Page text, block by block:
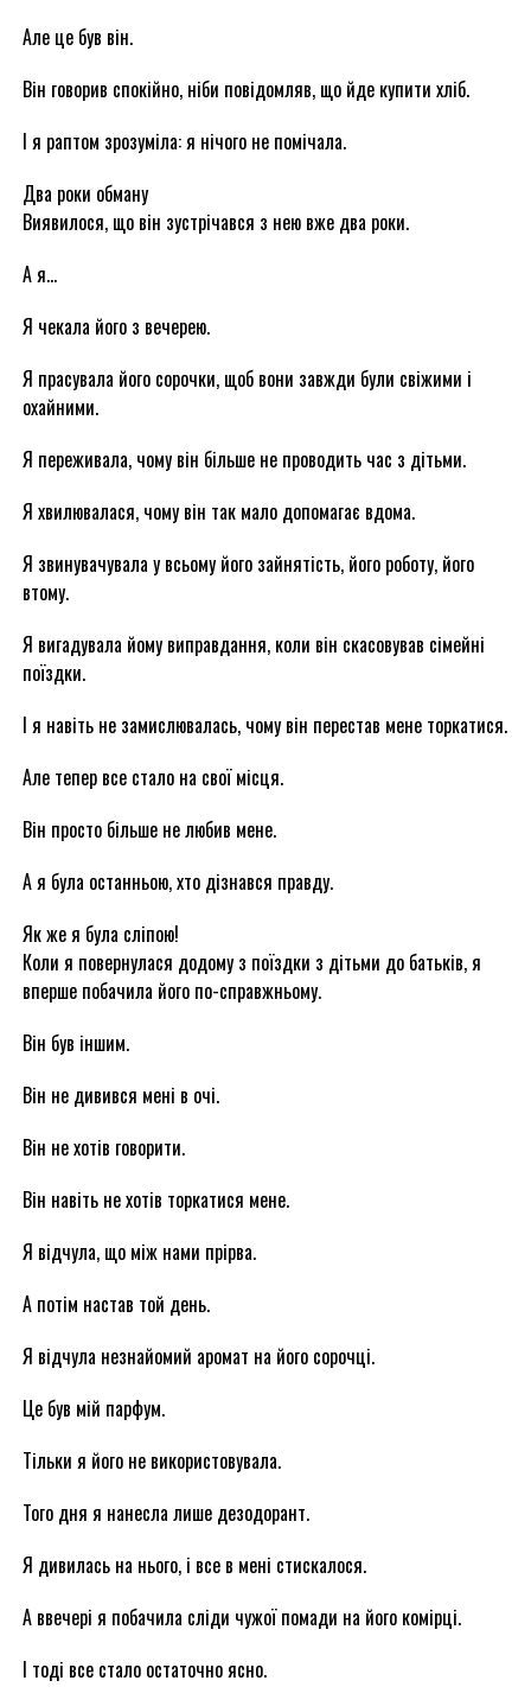
Але це був він.
Він говорив спокійно, ніби повідомляв, що йде купити хліб.
І я раптом зрозуміла: я нічого не помічала.
Два роки обману
Виявилося, що він зустрічався з нею вже два роки.
А я…
Я чекала його з вечерею.
Я прасувала його сорочки, щоб вони завжди були свіжими і
охайними.
Я переживала, чому він більше не проводить час з дітьми.
Я хвилювалася, чому він так мало допомагає вдома.
Я звинувачувала у всьому його зайнятість, його роботу, його
втому.
Я вигадувала йому виправдання, коли він скасовував сімейні
поїздки.
І я навіть не замислювалась, чому він перестав мене торкатися.
Але тепер все стало на свої місця.
Він просто більше не любив мене.
А я була останньою, хто дізнався правду.
Як же я була сліпою!
Коли я повернулася додому з поїздки з дітьми до батьків, я
вперше побачила його по-справжньому.
Він був іншим.
Він не дивився мені в очі.
Він не хотів говорити.
Він навіть не хотів торкатися мене.
Я відчула, що між нами прірва.
А потім настав той день.
Я відчула незнайомий аромат на його сорочці.
Це був мій парфум.
Тільки я його не використовувала.
Того дня я нанесла лише дезодорант.
Я дивилась на нього, і все в мені стискалося.
А ввечері я побачила сліди чужої помади на його комірці.
І тоді все стало остаточно ясно.